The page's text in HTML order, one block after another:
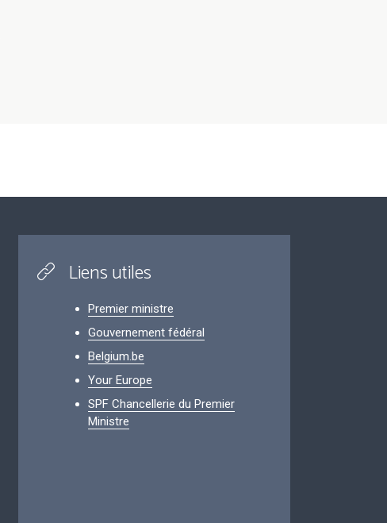
Liens utiles
Premier ministre
Gouvernement fédéral
Belgium.be
Your Europe
SPF Chancellerie du Premier
Ministre